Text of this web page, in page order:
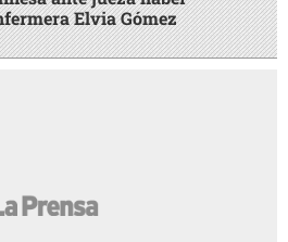
Elvia Gómez